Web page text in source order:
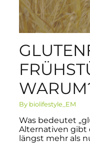
By biolifestyle_EM
Was bedeutet
Alternativen gibt
längst mehr als